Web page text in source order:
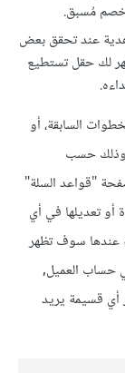
خصم مُسبق.
عند تحقق بعض
لك حقل تستطيع
السابقة، أو
وذلك حسب
"قواعد السلة"
تعديلها في أي
عندها سوف تظهر
حساب العميل,
قسيمة يريد